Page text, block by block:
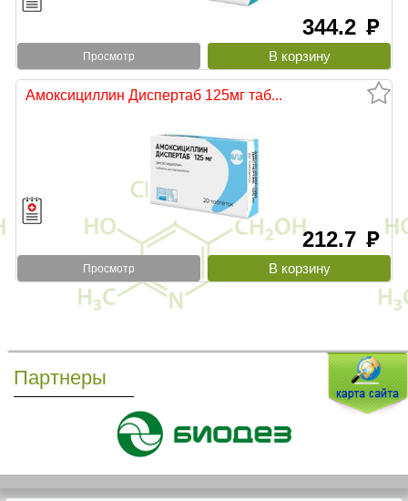
344.2 руб
Просмотр
Амоксициллин Диспертаб 125мг таб...
212.7 руб
Просмотр
Партнеры